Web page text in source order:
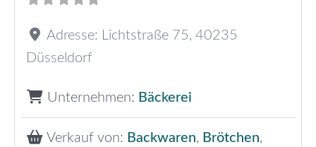
Adresse: Lichtstraße 75, 40235
Düsseldorf
Unternehmen: Bäckerei
Verkauf von: Backwaren, Brötchen,